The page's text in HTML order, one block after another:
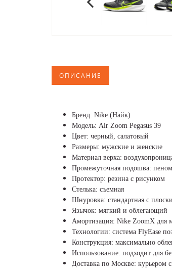
ОПИСАНИЕ
Бренд: Nike (Найк)
Модель: Air Zoom Pegasus 39
Цвет: черный, салатовый
Размеры: мужские и женские
Материал верха:
Промежуточная подошва:
Протектор: резина с рисунком
Стелька: съемная
Шнуровка: стандартная с
Язычок: мягкий и облегающий
Амортизация: Nike ZoomX для
Технологии: система FlyEase
Конструкция: максимально
Использование: подходит для
Доставка по Москве: курьером